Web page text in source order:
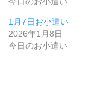
1月7日お小遣い
2026年1月8日
今日のお小遣い